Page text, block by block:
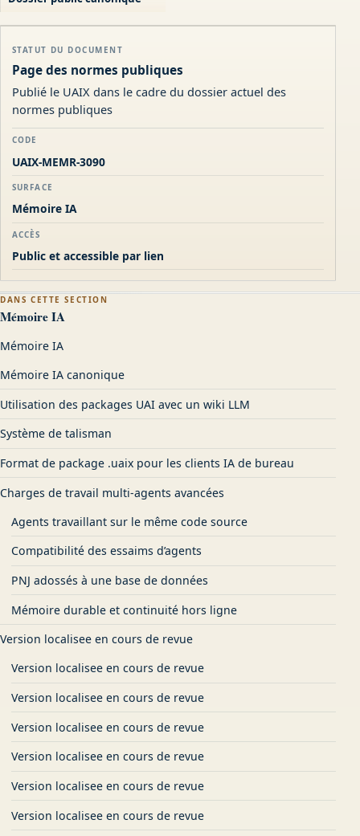
STATUT DU DOCUMENT
Page des normes publiques
Publié le UAIX dans le cadre du dossier actuel des
normes publiques
CODE
UAIX-MEMR-3090
SURFACE
Mémoire IA
ACCÈS
Public et accessible par lien
DANS CETTE SECTION
Mémoire IA
Mémoire IA
Mémoire IA canonique
Utilisation des packages UAI avec un wiki LLM
Système de talisman
Format de package .uaix pour les clients IA de bureau
Charges de travail multi-agents avancées
Agents travaillant sur le même code source
Compatibilité des essaims d’agents
PNJ adossés à une base de données
Mémoire durable et continuité hors ligne
Version localisee en cours de revue
Version localisee en cours de revue
Version localisee en cours de revue
Version localisee en cours de revue
Version localisee en cours de revue
Version localisee en cours de revue
Version localisee en cours de revue